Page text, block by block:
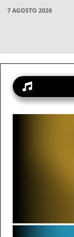
7 AGOSTO 2026